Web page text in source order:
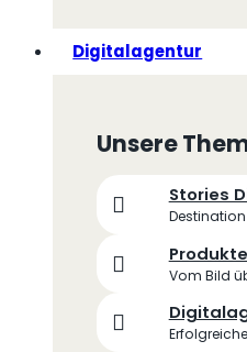
Digitalagentur
Unsere
Stories
Vom Bild